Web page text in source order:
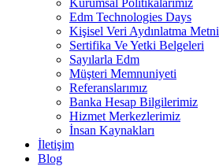
Kurumsal Politikalarımız
Edm Technologies Days
Kişisel Veri Aydınlatma Metni
Sertifika Ve Yetki Belgeleri
Sayılarla Edm
Müşteri Memnuniyeti
Referanslarımız
Banka Hesap Bilgilerimiz
Hizmet Merkezlerimiz
İnsan Kaynakları
İletişim
Blog